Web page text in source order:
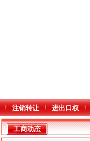
注销转让 进出口权
工商动态